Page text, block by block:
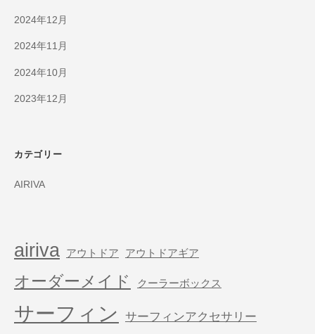
2024年12月
2024年11月
2024年10月
2023年12月
カテゴリー
AIRIVA
airiva アウトドア アウトドアギア
オーダーメイド クーラーボックス
サーフィン サーフィンアクセサリー